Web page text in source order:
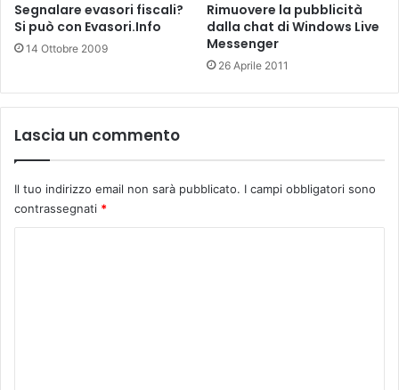
Segnalare evasori fiscali?
Si può con Evasori.Info
14 Ottobre 2009
Rimuovere la pubblicità
dalla chat di Windows Live
Messenger
26 Aprile 2011
Lascia un commento
Il tuo indirizzo email non sarà pubblicato. I campi obbligatori sono
contrassegnati *